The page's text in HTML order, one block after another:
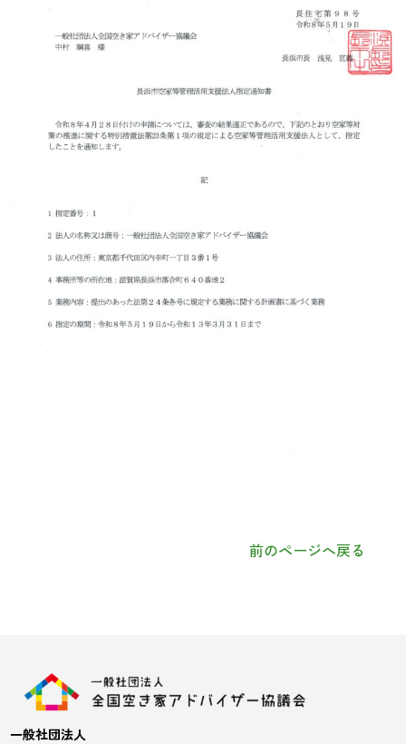
前のページへ戻る
一般社団法人